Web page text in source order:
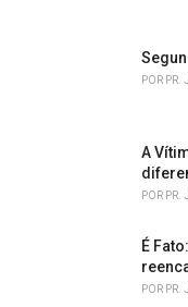
POR PR.
A
POR PR.
É
POR PR.